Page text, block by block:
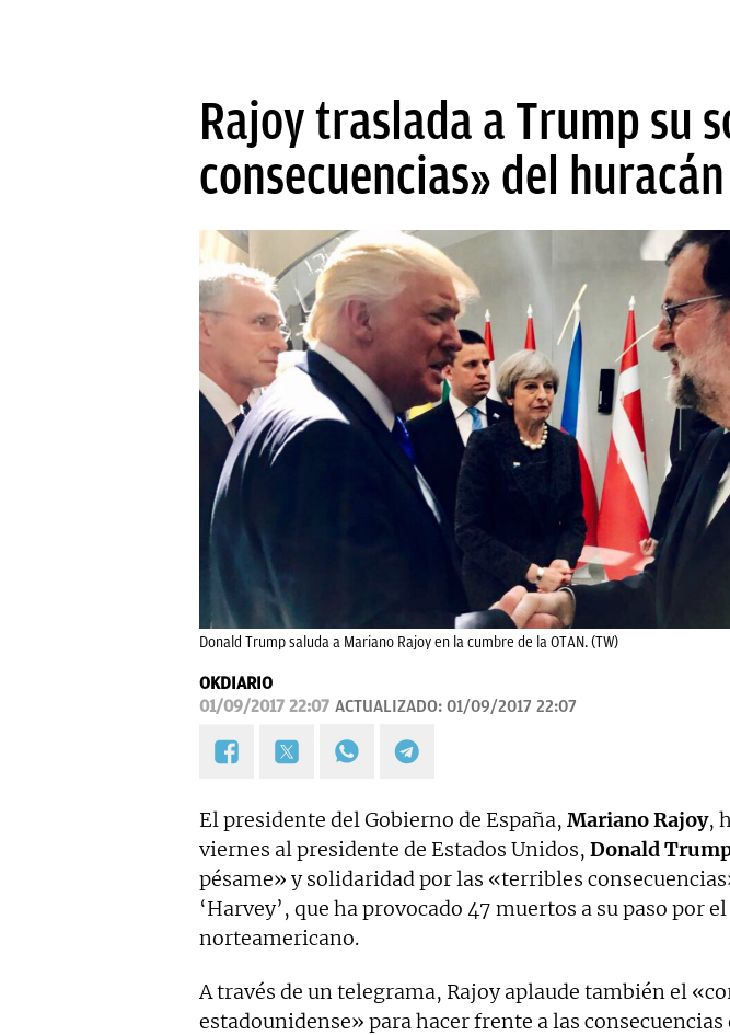
Rajoy traslada a Trump su
consecuencias» del huracán
Donald Trump saluda a Mariano Rajoy en la cumbre de la OTAN. (TW)
OKDIARIO
01/09/2017 22:07 ACTUALIZADO: 01/09/2017 22:07
El presidente del Gobierno de España, Mariano Rajoy,
viernes al presidente de Estados Unidos, Donald
pésame» y solidaridad por las «terribles
‘Harvey’, que ha provocado 47 muertos a su paso por
norteamericano.
A través de un telegrama, Rajoy aplaude también el
estadounidense» para hacer frente a las